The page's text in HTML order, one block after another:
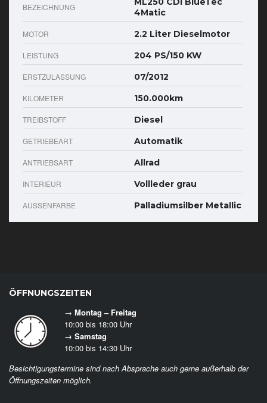
BEZEICHNUNG
4Matic
MOTOR 2.2 Liter Dieselmotor
LEISTUNG 204 PS/150 KW
ERSTZULASSUNG 07/2012
KILOMETER 150.000km
TREIBSTOFF Diesel
GETRIEBEART Automatik
ANTRIEBSART Allrad
INTERIEUR Vollleder grau
AUSSENFARBE Palladiumsilber Metallic
ÖFFNUNGSZEITEN
→ Montag – Freitag
10:00 bis 18:00 Uhr
→ Samstag
10:00 bis 14:30 Uhr
Besichtigungstermine sind nach Absprache auch gerne außerhalb der
Öffnungszeiten möglich.